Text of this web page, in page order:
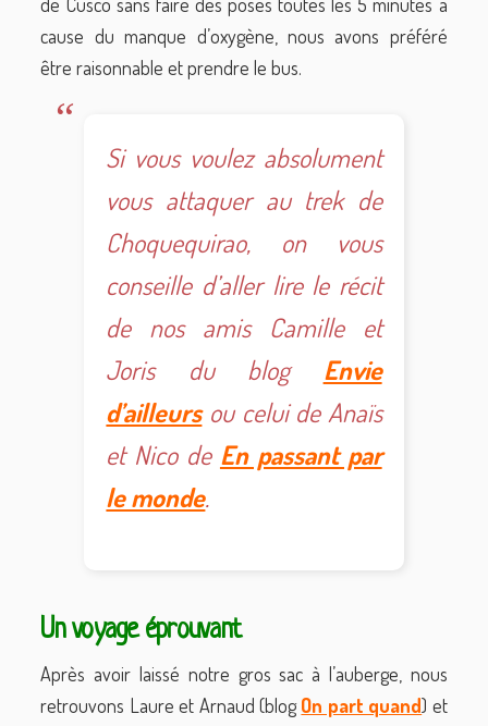
cause du manque d’oxygène, nous avons préféré
être raisonnable et prendre le bus.
Si vous voulez absolument
vous attaquer au trek de
Choquequirao, on vous
conseille d’aller lire le récit
de nos amis Camille et
Joris du blog Envie
d’ailleursou celui de Anaïs
et Nico de En passant par
le monde.
Un voyage éprouvant
Après avoir laissé notre gros sac à l’auberge, nous
retrouvons Laure et Arnaud (blogOn part quand) et